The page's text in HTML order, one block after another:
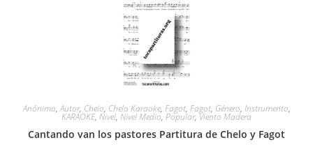
Anónimo,Autor, Chelo, Chelo Karaoke, Fagot, Fagot, Género, Instrumento,
KARAOKE, Nivel, Nivel Medio, Popular,Viento Madera
Cantando van los pastores Partitura de Chelo y Fagot